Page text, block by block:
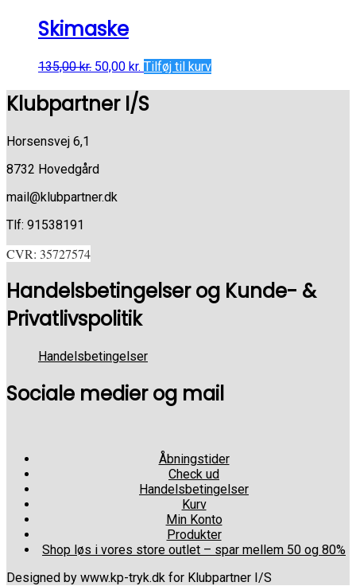
Skimaske
135,00kr. 50,00 kr. Tilføj til kurv
Klubpartner I/S
Horsensvej 6,1
8732 Hovedgård
mail@klubpartner.dk
Tlf: 91538191
CVR: 35727574
Handelsbetingelser og Kunde- &
Privatlivspolitik
Handelsbetingelser
Sociale medier og mail
Åbningstider
Check ud
Handelsbetingelser
Kurv
Min Konto
Produkter
Shop løs i vores store outlet – spar mellem 50 og 80%
Designed by www.kp-tryk.dk for Klubpartner I/S